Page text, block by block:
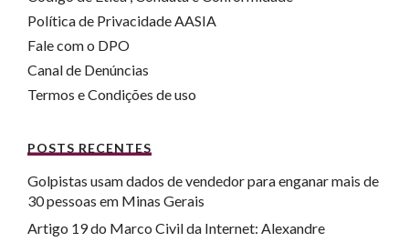
Política de Privacidade AASIA
Fale com o DPO
Canal de Denúncias
Termos e Condições de uso
POSTS RECENTES
Golpistas usam dados de vendedor para enganar mais de
30 pessoas em Minas Gerais
Artigo 19 do Marco Civil da Internet: Alexandre